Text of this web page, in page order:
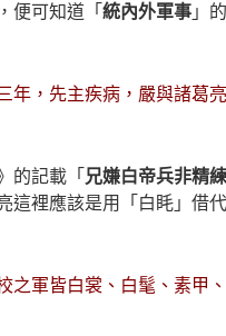
便可知道「 統內外軍事 」
，先主疾病，嚴與諸葛
的記載「 兄嫌白帝兵非精
這裡應該是用「白眊」借
之軍皆白裳、白髦、素甲